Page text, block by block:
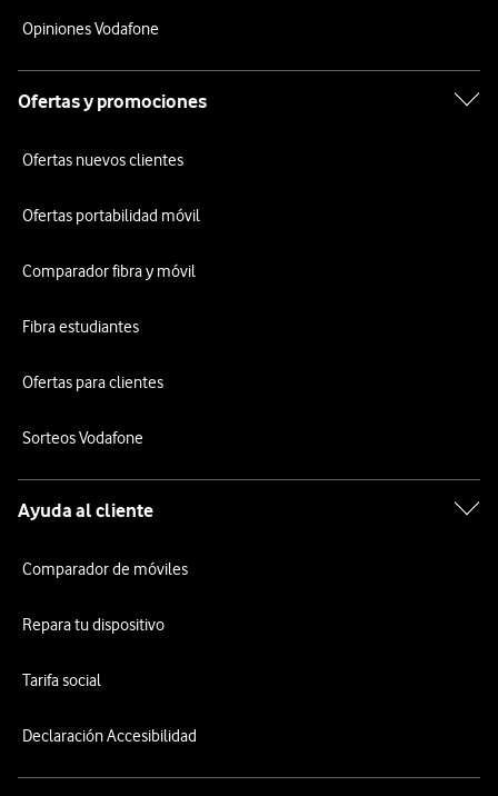
Opiniones Vodafone
Ofertas y promociones
Ofertas nuevos clientes
Ofertas portabilidad móvil
Comparador fibra y móvil
Fibra estudiantes
Ofertas para clientes
Sorteos Vodafone
Ayuda al cliente
Comparador de móviles
Repara tu dispositivo
Tarifa social
Declaración Accesibilidad